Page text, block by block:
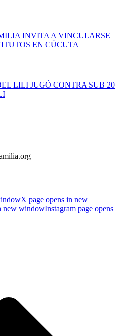
INVITA A VINCULARSE
EN CÚCUTA
LILI JUGÓ CONTRA SUB 20
X page opens in new
new windowInstagram page opens